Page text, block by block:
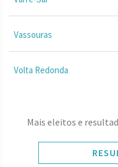
Vassouras
Volta Redonda
Mais eleitos e